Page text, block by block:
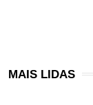
MAIS LIDAS